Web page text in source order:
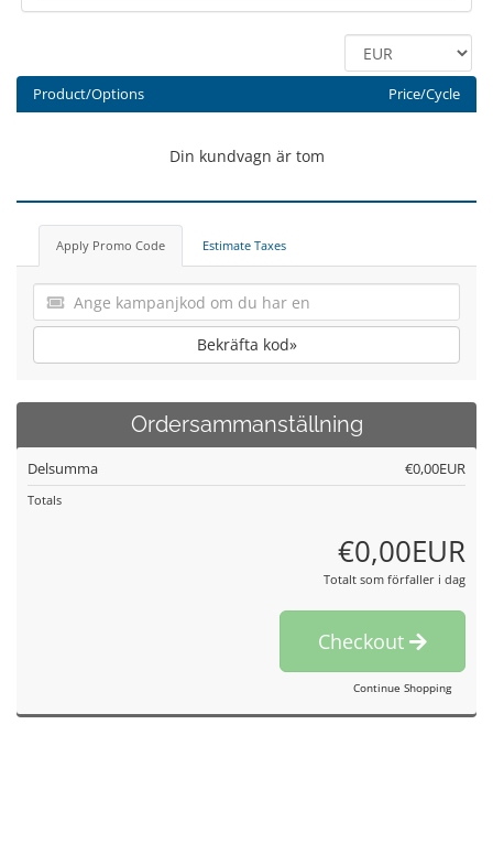
Product/Options Price/Cycle
Din kundvagn är tom
Apply Promo Code Estimate Taxes
Bekräfta kod»
Ordersammanställning
Delsumma €0,00EUR
Totals
€0,00EUR
Totalt som förfaller i dag
Checkout
Continue Shopping